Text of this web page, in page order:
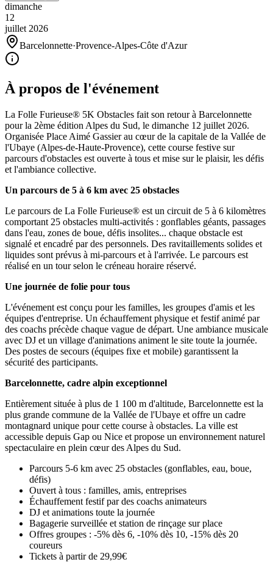
dimanche
12
juillet 2026
Barcelonnette·Provence-Alpes-Côte d'Azur
À propos de l'événement
La Folle Furieuse® 5K Obstacles fait son retour à Barcelonnette
pour la 2ème édition Alpes du Sud, le dimanche 12 juillet 2026.
Organisée Place Aimé Gassier au cœur de la capitale de la Vallée de
l'Ubaye (Alpes-de-Haute-Provence), cette course festive sur
parcours d'obstacles est ouverte à tous et mise sur le plaisir, les défis
et l'ambiance collective.
Un parcours de 5 à 6 km avec 25 obstacles
Le parcours de La Folle Furieuse® est un circuit de 5 à 6 kilomètres
comportant 25 obstacles multi-activités : gonflables géants, passages
dans l'eau, zones de boue, défis insolites... chaque obstacle est
signalé et encadré par des personnels. Des ravitaillements solides et
liquides sont prévus à mi-parcours et à l'arrivée. Le parcours est
réalisé en un tour selon le créneau horaire réservé.
Une journée de folie pour tous
L'événement est conçu pour les familles, les groupes d'amis et les
équipes d'entreprise. Un échauffement physique et festif animé par
des coachs précède chaque vague de départ. Une ambiance musicale
avec DJ et un village d'animations animent le site toute la journée.
Des postes de secours (équipes fixe et mobile) garantissent la
sécurité des participants.
Barcelonnette, cadre alpin exceptionnel
Entièrement située à plus de 1 100 m d'altitude, Barcelonnette est la
plus grande commune de la Vallée de l'Ubaye et offre un cadre
montagnard unique pour cette course à obstacles. La ville est
accessible depuis Gap ou Nice et propose un environnement naturel
spectaculaire en plein cœur des Alpes du Sud.
Parcours 5-6 km avec 25 obstacles (gonflables, eau, boue,
défis)
Ouvert à tous : familles, amis, entreprises
Échauffement festif par des coachs animateurs
DJ et animations toute la journée
Bagagerie surveillée et station de rinçage sur place
Offres groupes : -5% dès 6, -10% dès 10, -15% dès 20
coureurs
Tickets à partir de 29,99€